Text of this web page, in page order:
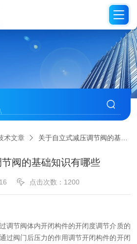
术文章 关于自立式减压调节阀的基础知识有哪些
阀的基础知识有哪些
点击次数：1200
调节阀体内开闭构件的开闭度调节介质的
过阀门后压力的作用调节开闭构件的开闭